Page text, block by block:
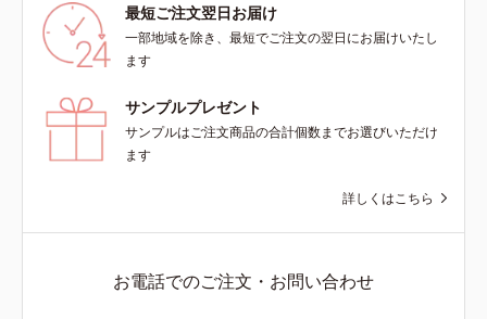
最短ご注文翌日お届け
一部地域を除き、最短でご注文の翌日にお届けいたし
ます
サンプルプレゼント
サンプルはご注文商品の合計個数までお選びいただけ
ます
詳しくはこちら
お電話でのご注文・お問い合わせ